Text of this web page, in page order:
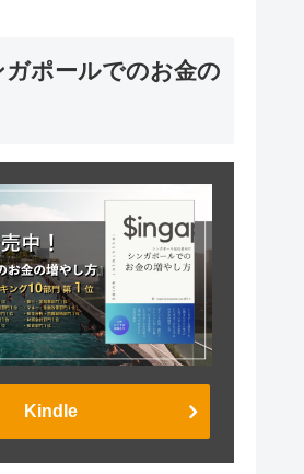
ポールでのお金の
Kindle